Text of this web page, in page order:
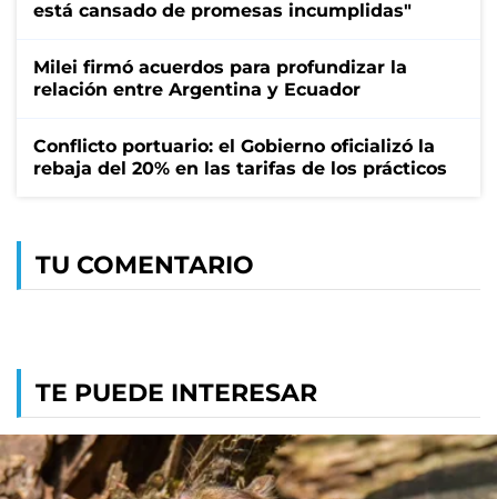
está cansado de promesas incumplidas"
Milei firmó acuerdos para profundizar la
relación entre Argentina y Ecuador
Conflicto portuario: el Gobierno oficializó la
rebaja del 20% en las tarifas de los prácticos
TU COMENTARIO
TE PUEDE INTERESAR